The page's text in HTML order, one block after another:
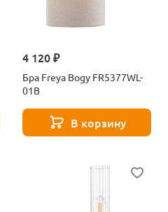
4 120 ₽
Бра Freya Bogy FR5377WL-
01B
В корзину